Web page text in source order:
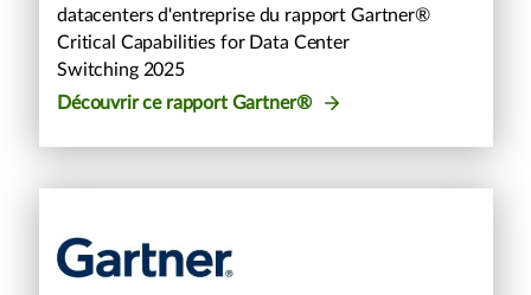
datacenters d'entreprise du rapport Gartner®
Critical Capabilities for Data Center
Switching 2025
Découvrir ce rapport Gartner®